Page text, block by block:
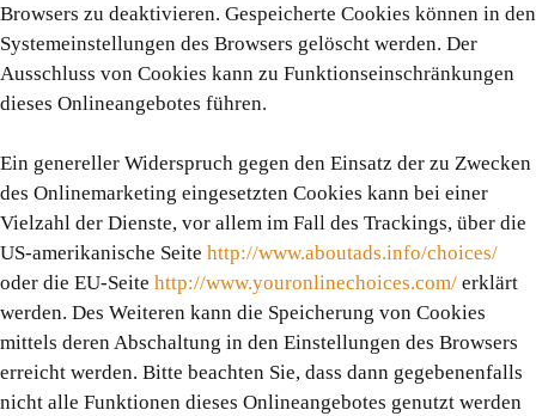
Browsers zu deaktivieren. Gespeicherte Cookies können in den
Systemeinstellungen des Browsers gelöscht werden. Der
Ausschluss von Cookies kann zu Funktionseinschränkungen
dieses Onlineangebotes führen.
Ein genereller Widerspruch gegen den Einsatz der zu Zwecken
des Onlinemarketing eingesetzten Cookies kann bei einer
Vielzahl der Dienste, vor allem im Fall des Trackings, über die
US-amerikanische Seite http://www.aboutads.info/choices/
oder die EU-Seite http://www.youronlinechoices.com/ erklärt
werden. Des Weiteren kann die Speicherung von Cookies
mittels deren Abschaltung in den Einstellungen des Browsers
erreicht werden. Bitte beachten Sie, dass dann gegebenenfalls
nicht alle Funktionen dieses Onlineangebotes genutzt werden